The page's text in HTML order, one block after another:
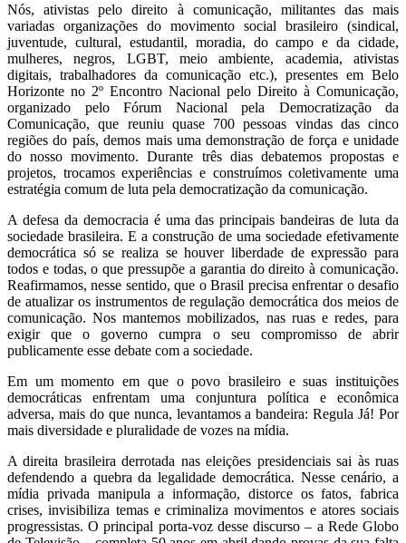
Nós, ativistas pelo direito à comunicação, militantes das mais
variadas organizações do movimento social brasileiro (sindical,
juventude, cultural, estudantil, moradia, do campo e da cidade,
mulheres, negros, LGBT, meio ambiente, academia, ativistas
digitais, trabalhadores da comunicação etc.), presentes em Belo
Horizonte no 2º Encontro Nacional pelo Direito à Comunicação,
organizado pelo Fórum Nacional pela Democratização da
Comunicação, que reuniu quase 700 pessoas vindas das cinco
regiões do país, demos mais uma demonstração de força e unidade
do nosso movimento. Durante três dias debatemos propostas e
projetos, trocamos experiências e construímos coletivamente uma
estratégia comum de luta pela democratização da comunicação.
A defesa da democracia é uma das principais bandeiras de luta da
sociedade brasileira. E a construção de uma sociedade efetivamente
democrática só se realiza se houver liberdade de expressão para
todos e todas, o que pressupõe a garantia do direito à comunicação.
Reafirmamos, nesse sentido, que o Brasil precisa enfrentar o desafio
de atualizar os instrumentos de regulação democrática dos meios de
comunicação. Nos mantemos mobilizados, nas ruas e redes, para
exigir que o governo cumpra o seu compromisso de abrir
publicamente esse debate com a sociedade.
Em um momento em que o povo brasileiro e suas instituições
democráticas enfrentam uma conjuntura política e econômica
adversa, mais do que nunca, levantamos a bandeira: Regula Já! Por
mais diversidade e pluralidade de vozes na mídia.
A direita brasileira derrotada nas eleições presidenciais sai às ruas
defendendo a quebra da legalidade democrática. Nesse cenário, a
mídia privada manipula a informação, distorce os fatos, fabrica
crises, invisibiliza temas e criminaliza movimentos e atores sociais
progressistas. O principal porta-voz desse discurso – a Rede Globo